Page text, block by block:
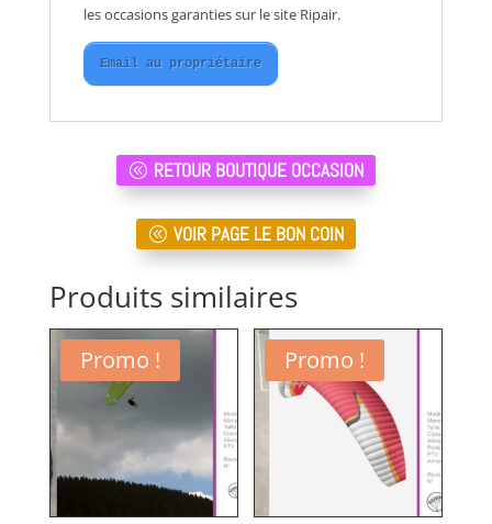
les occasions garanties sur le site Ripair.
Email au propriétaire
RETOUR BOUTIQUE OCCASION
VOIR PAGE LE BON COIN
Produits similaires
Promo ! Promo !